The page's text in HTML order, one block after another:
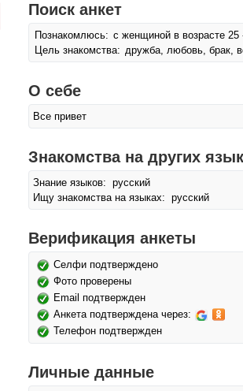
Поиск анкет
Познакомлюсь: с женщиной в возрасте
Цель знакомства: дружба, любовь, брак,
О себе
Все привет
Знакомства на других
Знание языков: русский
Ищу знакомства на языках: русский
Верификация анкеты
Селфи подтверждено
Фото проверены
Email подтвержден
Анкета подтверждена через:
Телефон подтвержден
Личные данные